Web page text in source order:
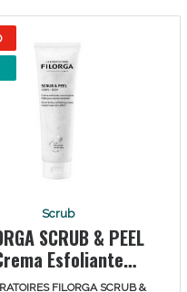
Scrub
SCRUB & PEEL
Esfoliante
150 ml
FILORGA SCRUB &